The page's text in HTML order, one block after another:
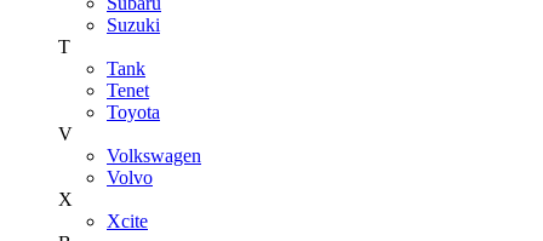
Suzuki
T
Tank
Tenet
Toyota
V
Volkswagen
Volvo
X
Xcite